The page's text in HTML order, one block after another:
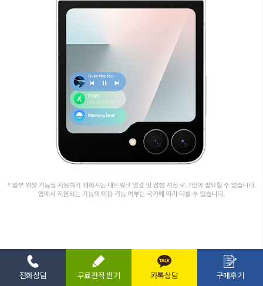
전화상담 무료견적 받기 카톡상담 구매후기